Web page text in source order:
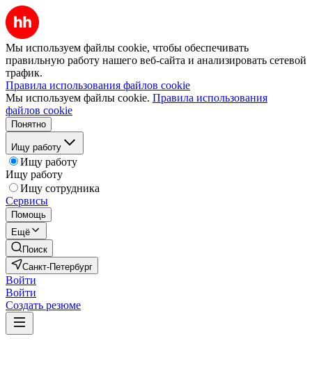
Мы используем файлы cookie, чтобы обеспечивать
правильную работу нашего веб-сайта и анализировать сетевой
трафик.
Правила использования файлов cookie
Мы используем файлы cookie. Правила использования
файлов cookie
Понятно
Ищу работу
Ищу работу
Ищу работу
Ищу сотрудника
Сервисы
Помощь
Ещё
Поиск
Санкт-Петербург
Войти
Войти
Создать резюме